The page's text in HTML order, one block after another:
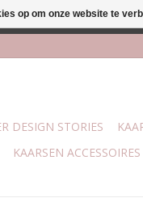
DESIGN STORIES
KAARSEN ACCESSOIRES
op om onze website te
Woon & Cadeau |